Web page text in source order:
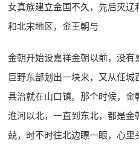
女真族建立金国不久，先后灭
和北宋地区，金王朝与
金朝开始设嘉祥金朝以前，没有
巨野东部划出一块来，又从任城
县治就在山口镇。那个时候，
淮河以北，一直到东北，都是
兢，时不时往北边瞟一眼，心里